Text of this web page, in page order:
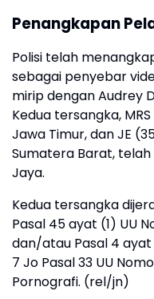
Penangkapan
Polisi telah
sebagai penyebar
mirip dengan Audrey
Kedua tersangka,
Jawa Timur, dan JE
Sumatera Barat,
Jaya.
Kedua tersangka
Pasal 45 ayat (1) UU
dan/atau Pasal 4 ayat
7 Jo Pasal 33 UU
Pornografi. (rel/jn)